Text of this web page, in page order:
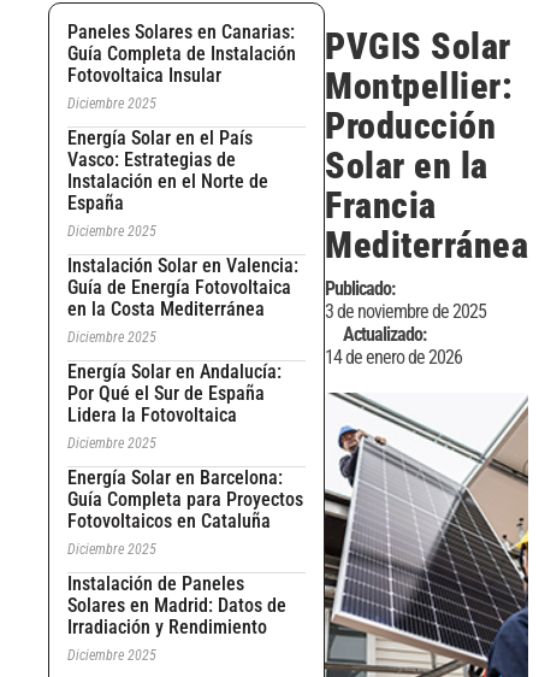
Paneles Solares en Canarias:
Guía Completa de Instalación
Fotovoltaica Insular
Diciembre 2025
Energía Solar en el País
Vasco: Estrategias de
Instalación en el Norte de
España
Diciembre 2025
Instalación Solar en Valencia:
Guía de Energía Fotovoltaica
en la Costa Mediterránea
Diciembre 2025
Energía Solar en Andalucía:
Por Qué el Sur de España
Lidera la Fotovoltaica
Diciembre 2025
Energía Solar en Barcelona:
Guía Completa para Proyectos
Fotovoltaicos en Cataluña
Diciembre 2025
Instalación de Paneles
Solares en Madrid: Datos de
Irradiación y Rendimiento
Diciembre 2025
PVGIS Solar
Montpellier:
Producción
Solar en la
Francia
Mediterránea
Publicado:
3 de noviembre de 2025
Actualizado:
14 de enero de 2026